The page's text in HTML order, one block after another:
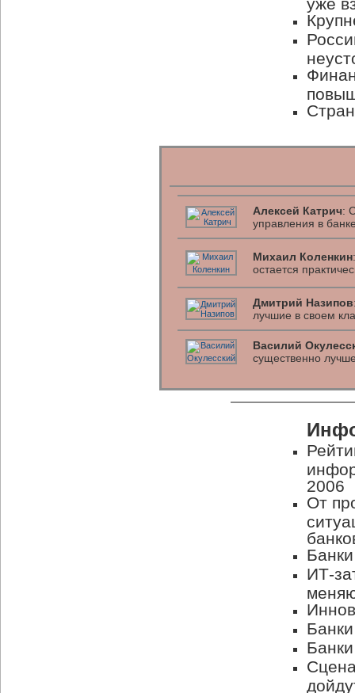
Алексей Катрич:
управления в
Михаил Коленкин
остается
Дмитрий Назипов
лучшие в своем
Василий
существенно
2006
От
ИТ-